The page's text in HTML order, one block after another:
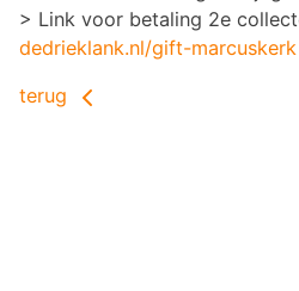
> Link voor betaling 2e
dedrieklank.nl/gift-marcuskerk
terug